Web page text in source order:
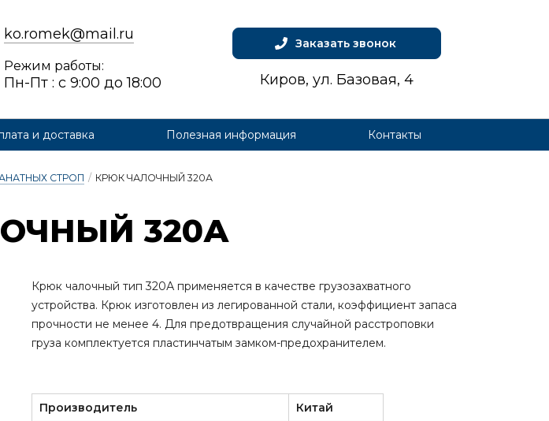
и доставка Полезная информация Контакты
ko.romek@mail.ru
Режим работы:
Пн-Пт : с 9:00 до 18:00
Заказать звонок
Киров, ул. Базовая, 4
СТРОП / КРЮК ЧАЛОЧНЫЙ 320А
320А
Крюк чалочный тип 320А применяется в качестве грузозахватного
устройства. Крюк изготовлен из легированной стали, коэффициент запаса
прочности не менее 4. Для предотвращения случайной расстроповки
груза комплектуется пластинчатым замком-предохранителем.
Производитель
Китай